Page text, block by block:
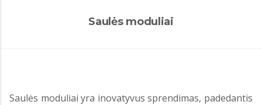
Saulės moduliai
Saulės moduliai yra inovatyvus sprendimas, padedantis